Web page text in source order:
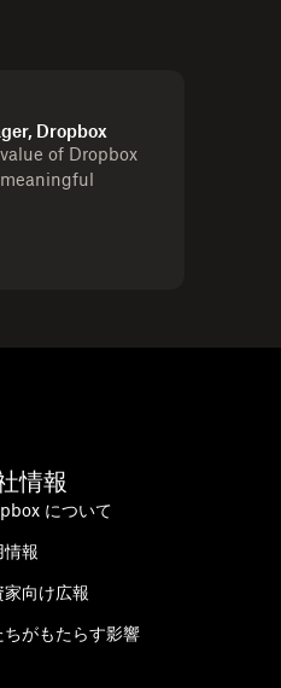
Dropbox
of Dropbox
情報
について
情報
家向け広報
ちがもたらす影響